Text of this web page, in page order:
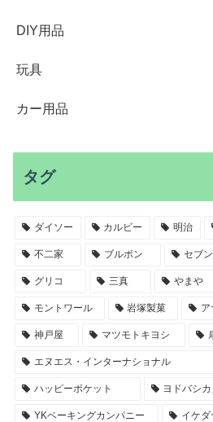
DIY用品
玩具
カー用品
タグ
ダイソー カルビー 明治
不二家 ブルボン セブ
グリコ 三真 やまや
モントワール 岩塚製菓 ア
神戸屋 マツモトキヨシ
エヌエス・インターナショナル
ハッピーポケット ヨドバシカ
YKベーキングカンパニー イケ